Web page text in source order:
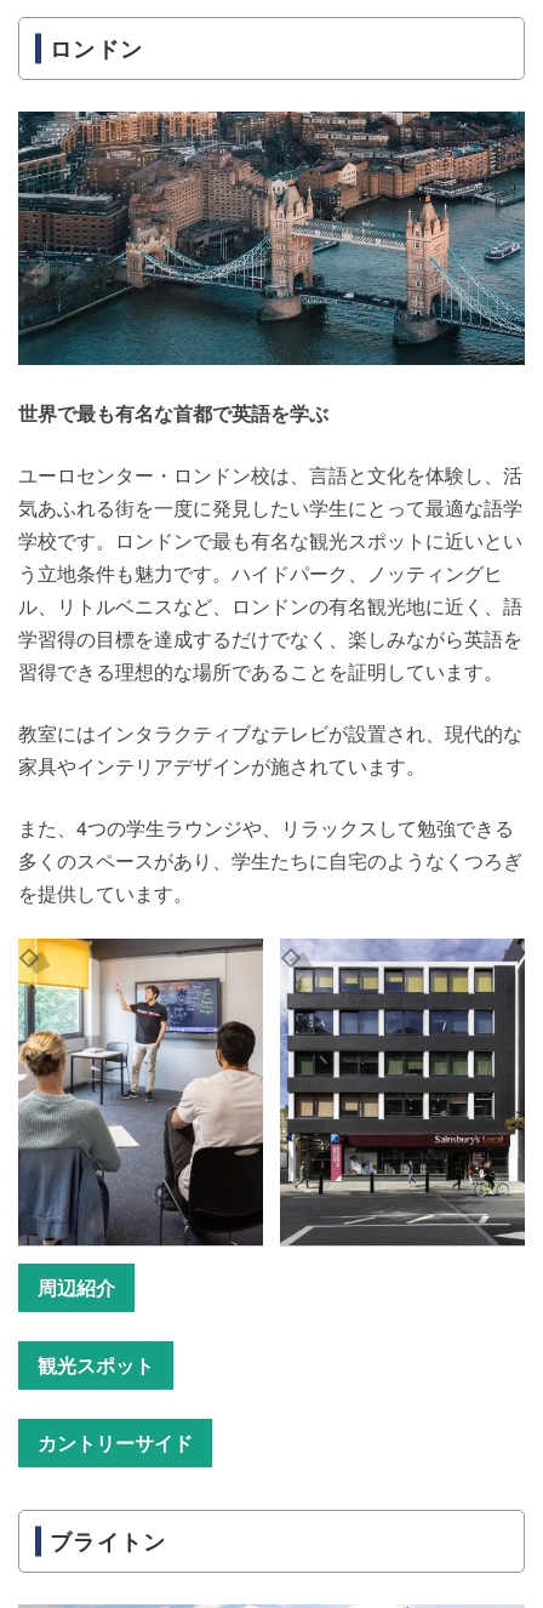
ロンドン
世界で最も有名な首都で英語を学ぶ
ユーロセンター・ロンドン校は、言語と文化を体験し、活
気あふれる街を一度に発見したい学生にとって最適な語学
学校です。ロンドンで最も有名な観光スポットに近いとい
う立地条件も魅力です。ハイドパーク、ノッティングヒ
ル、リトルベニスなど、ロンドンの有名観光地に近く、語
学習得の目標を達成するだけでなく、楽しみながら英語を
習得できる理想的な場所であることを証明しています。
教室にはインタラクティブなテレビが設置され、現代的な
家具やインテリアデザインが施されています。
また、4つの学生ラウンジや、リラックスして勉強できる
多くのスペースがあり、学生たちに自宅のようなくつろぎ
を提供しています。
周辺紹介
観光スポット
カントリーサイド
ブライトン